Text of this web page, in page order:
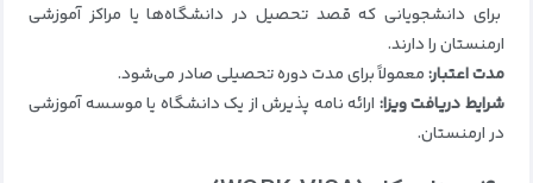
برای دانشجویانی که قصد تحصیل در دانشگاه‌ها یا مراکز آموزشی
ارمنستان را دارند.
مدت اعتبار:معمولاً برای مدت دوره تحصیلی صادر می‌شود.
شرایط دریافت ویزا: ارائه نامه پذیرش از یک دانشگاه یا موسسه آموزشی
در ارمنستان.